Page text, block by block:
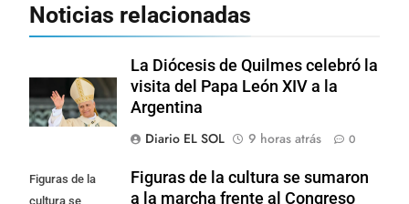
Noticias relacionadas
La Diócesis de Quilmes celebró la
visita del Papa León XIV a la
Argentina
Diario EL SOL
9 horas atrás 0
Figuras de la
cultura se
Figuras de la cultura se sumaron
a la marcha frente al Congreso